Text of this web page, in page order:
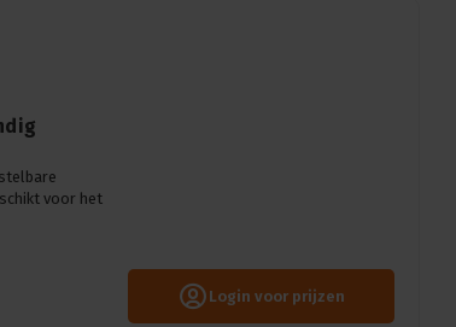
voor het
Login voor prijzen